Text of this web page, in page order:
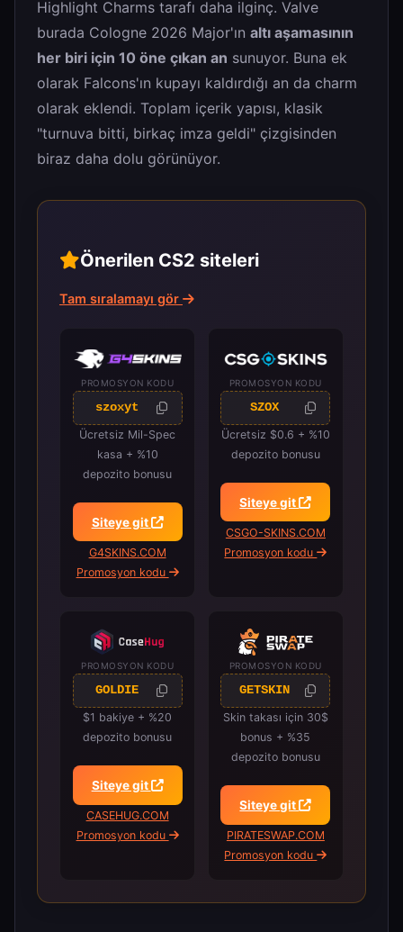
Highlight Charms tarafı daha ilginç. Valve
burada Cologne 2026 Major'ın altı aşamasının
her biri için 10 öne çıkan an sunuyor. Buna ek
olarak Falcons'ın kupayı kaldırdığı an da charm
olarak eklendi. Toplam içerik yapısı, klasik
"turnuva bitti, birkaç imza geldi" çizgisinden
biraz daha dolu görünüyor.
Önerilen CS2 siteleri
Tam sıralamayı gör
PROMOSYON KODU
szoxyt
Ücretsiz Mil-Spec
kasa + %10
depozito bonusu
Siteye git
G4SKINS.COM
Promosyon kodu
PROMOSYON KODU
SZOX
Ücretsiz $0.6 + %10
depozito bonusu
Siteye git
CSGO-SKINS.COM
Promosyon kodu
PROMOSYON KODU
GOLDIE
$1 bakiye + %20
depozito bonusu
Siteye git
CASEHUG.COM
Promosyon kodu
PROMOSYON KODU
GETSKIN
Skin takası için 30$
bonus + %35
depozito bonusu
Siteye git
PIRATESWAP.COM
Promosyon kodu